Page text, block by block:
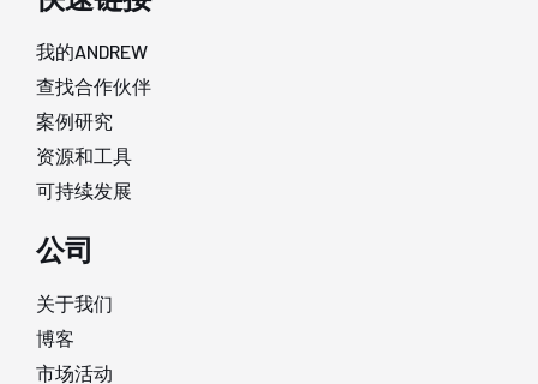
我的ANDREW
查找合作伙伴
案例研究
资源和工具
可持续发展
公司
关于我们
博客
市场活动